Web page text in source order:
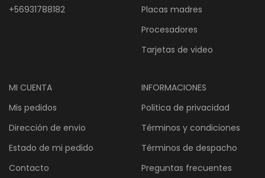
+56931788182
Placas madres
Procesadores
Tarjetas de video
MI CUENTA
Mis pedidos
Dirección de envio
Estado de mi pedido
Contacto
INFORMACIONES
Politica de privacidad
Términos y condiciones
Términos de despacho
Preguntas frecuentes